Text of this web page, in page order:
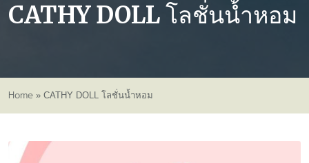
CATHY DOLL โลชั่นน้ำหอม
Home » CATHY DOLL โลชั่นน้ำหอม